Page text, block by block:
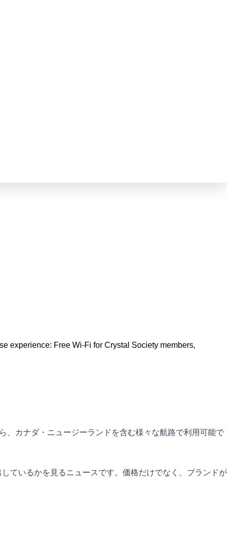
experience: Free Wi-Fi for Crystal Society members,
、カナダ・ニュージーランドを含む様々な航路で利用可能で
ているかを見るニュースです。価格だけでなく、ブランドが